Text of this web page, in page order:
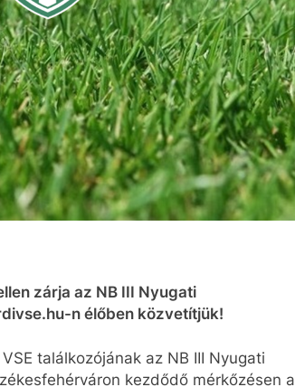
zárja az NB III Nyugati
n élőben közvetítjük!
találkozójának az NB III Nyugati
kezdődő mérkőzésen a